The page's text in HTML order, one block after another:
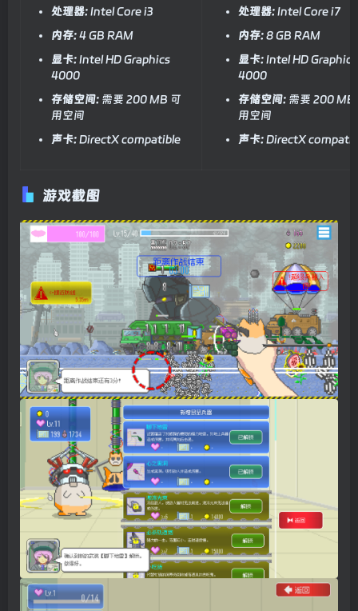
处理器:Intel Core i3
内存:4 GB RAM
显卡:Intel HD Graphics
4000
存储空间: 需要 200 MB 可
用空间
声卡:DirectX compatible
处理器:Intel Core i7
内存:8 GB RAM
显卡:Intel HD Graphics
4000
存储空间: 需要 200 MB
用空间
声卡:DirectX
游戏截图